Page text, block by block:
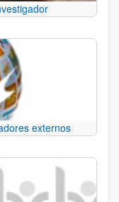
externos